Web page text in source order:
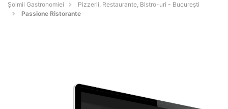
Șoimii Gastronomiei
Pizzerii, Restaurante, Bistro-uri - Bucureşti
Passione Ristorante